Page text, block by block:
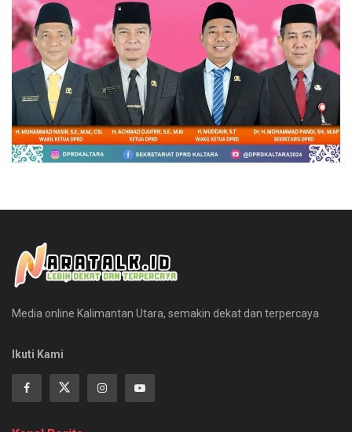
Media online Kalimantan Utara, semakin dekat dan terpercaya
Ikuti Kami